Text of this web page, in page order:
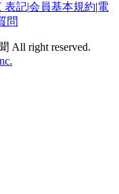
表記|会員基本規約|電
問
All right reserved.